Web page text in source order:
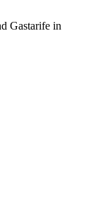
Gastarife in